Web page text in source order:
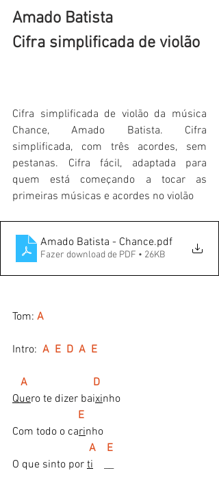
Amado Batista
Cifra simplificada de violão
Cifra simplificada de violão da música
Chance, Amado Batista. Cifra
simplificada, com três acordes, sem
pestanas. Cifra fácil, adaptada para
quem está começando a tocar as
primeiras músicas e acordes no violão
Amado Batista - Chance.pdf
Fazer download de PDF • 26KB
Tom: A
Intro: A  E  D  A  E
A                        D
Quero te dizer baixinho
   E
Com todo o carinho
A    E
O que sinto por ti